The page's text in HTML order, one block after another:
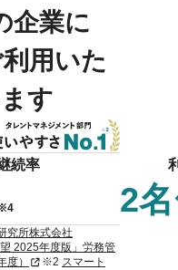
企業に
用いた
す
続率
2
究所株式会社
2025年度版」労務管
）
新規タブまたはウィンドウで
※2 スマート